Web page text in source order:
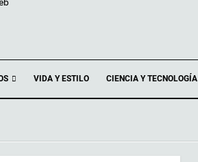
VIDA Y ESTILO CIENCIA Y TECNOLOGÍA